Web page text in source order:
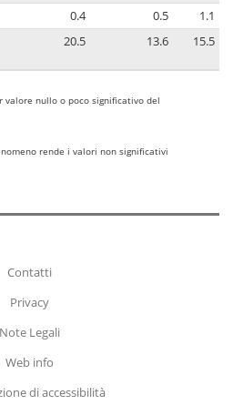
0.4 0.5
1.1
20.5 13.6 15.5
nullo o poco significativo del
rende i valori non significativi
Contatti
Privacy
Note Legali
Web info
di accessibilità